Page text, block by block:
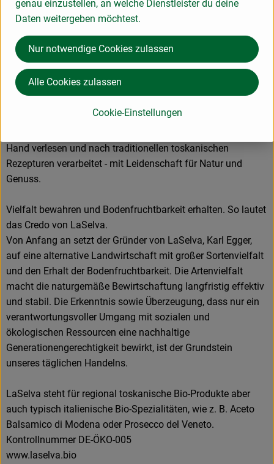
Bio mit italienischer Lebensart und Leidenschaft für Natur
und Genuss
In der südlichen Toskana liegt der Biohof LaSelva. Seit 1980
wird hier ökologischer Landbau betrieben, seit 2018 ist die
Landwirtschaft Naturland Fair zertifiziert. Auf ca. 600 Hektar
Hand verlesen und nach traditionellen toskanischen
Rezepturen verarbeitet - mit Leidenschaft für Natur und
Genuss.
Vielfalt bewahren und Bodenfruchtbarkeit erhalten. So lautet
das Credo von LaSelva.
Von Anfang an setzt der Gründer von LaSelva, Karl Egger,
auf eine alternative Landwirtschaft mit großer Sortenvielfalt
und den Erhalt der Bodenfruchtbarkeit. Die Artenvielfalt
macht die naturgemäße Bewirtschaftung langfristig effektiv
und stabil. Die Erkenntnis sowie Überzeugung, dass nur ein
verantwortungsvoller Umgang mit sozialen und
ökologischen Ressourcen eine nachhaltige
Generationengerechtigkeit bewirkt, ist der Grundstein
unseres täglichen Handelns.
LaSelva steht für regional toskanische Bio-Produkte aber
auch typisch italienische Bio-Spezialitäten, wie z. B. Aceto
Balsamico di Modena oder Prosecco del Veneto.
Kontrollnummer DE-ÖKO-005
www.laselva.bio
genau einzustellen, an welche Dienstleister du deine
Daten weitergeben möchtest.
Cookie-Einstellungen
Nur notwendige Cookies zulassen
Alle Cookies zulassen